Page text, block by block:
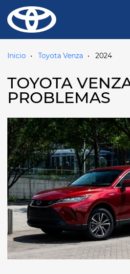
Inicio Toyota Venza 2024
TOYOTA
PROBLEMAS